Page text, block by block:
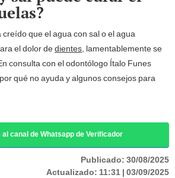
que el agua con sal o el agua
el dolor dedientes, lamentablemente se
consulta con el odontólogo Ítalo Funes
qué no ayuda y algunos consejos para
al canal de Whatsapp de Verificador
Publicado: 30/08/2025
Actualizado: 11:31 | 03/09/2025